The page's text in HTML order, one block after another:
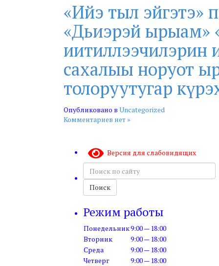
«Ийэ тыл эйгэтэ»
«Дьиэрэй ырыам»
иитиллээчилэрин
сахалыы норуот
толоруутугар
Опубликовано в Uncategorized
Комментариев нет »
Версия для слабовидящих
Поиск
по
сайту
Поиск
Режим работы
Понедельник9:00 — 18:00
Вторник
9:00 — 18:00
Среда
9:00 — 18:00
Четверг
9:00 — 18:00